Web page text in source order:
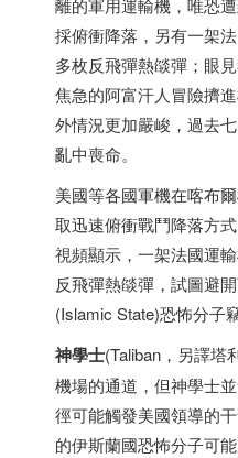
離的軍用運輸機，唯恐
採俯衝降落，另有一架
多枚反飛彈熱燄彈；眼
焦急的阿富汗人冒險擠
外情況更加嚴峻，過去
亂中喪命。
美國等各國軍機在喀布
取迅速俯衝戰鬥降落方
視頻顯示，一架法國運
反飛彈熱燄彈，試圖避
(Islamic State)恐怖分子
神學士(Taliban，另譯塔
機場的通道，但神學士
徑可能觸發美國領導的
的伊斯蘭國恐怖分子可